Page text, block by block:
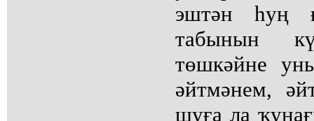
эштән һуң
табынын
төшкәйне
әйтмәнем,
шуға ла